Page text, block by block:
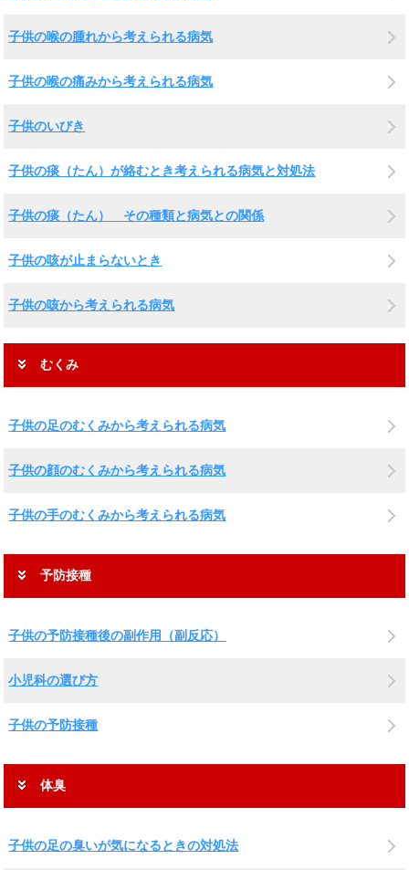
子供の喉の腫れから考えられる病気
子供の喉の痛みから考えられる病気
子供のいびき
子供の痰（たん）が絡むとき考えられる病気と対処法
子供の痰（たん） その種類と病気との関係
子供の咳が止まらないとき
子供の咳から考えられる病気
むくみ
子供の足のむくみから考えられる病気
子供の顔のむくみから考えられる病気
子供の手のむくみから考えられる病気
予防接種
子供の予防接種後の副作用（副反応）
小児科の選び方
子供の予防接種
体臭
子供の足の臭いが気になるときの対処法